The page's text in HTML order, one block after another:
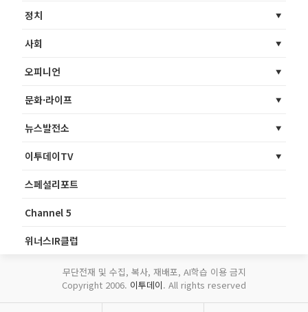
정치
사회
오피니언
문화·라이프
뉴스발전소
이투데이TV
스페셜리포트
Channel 5
위너스IR클럽
무단전재 및 수집, 복사, 재배포, AI학습 이용 금지
Copyright 2006. 이투데이. All rights reserved